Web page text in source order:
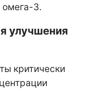
омега-3.
улучшения
критически